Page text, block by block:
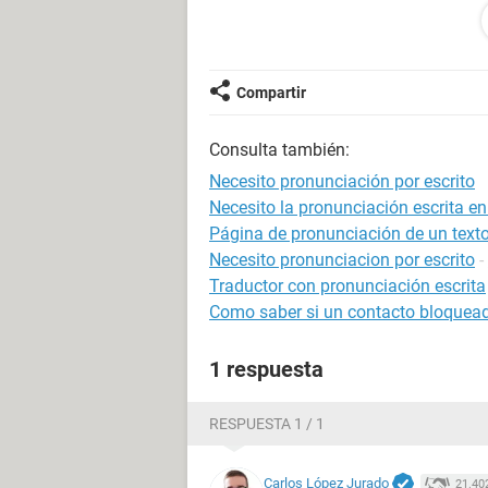
K-pop genre, and of that genre I like
pleasant meaning; that's why I
anything I must meet my goals and
And my last hobby is reading love
always wondered why my life is not
ocean of secrets.
Ready teacher, this is me, a simple,
THANKS
Compartir
Consulta también:
Necesito pronunciación por escrito
Necesito la pronunciación escrita
Página de pronunciación de un
Necesito pronunciacion por escrito -
Traductor con pronunciación escrita
Como saber si un contacto
1 respuesta
RESPUESTA 1 / 1
Carlos López Jurado